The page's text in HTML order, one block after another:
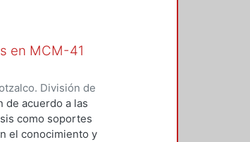
tipo
en MCM-41
División de
;Negrón
Rodrigo;
de acuerdo a las
como soportes
el conocimiento y